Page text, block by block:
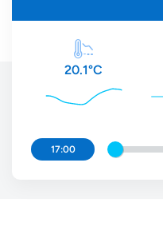
20.1°C
17:00